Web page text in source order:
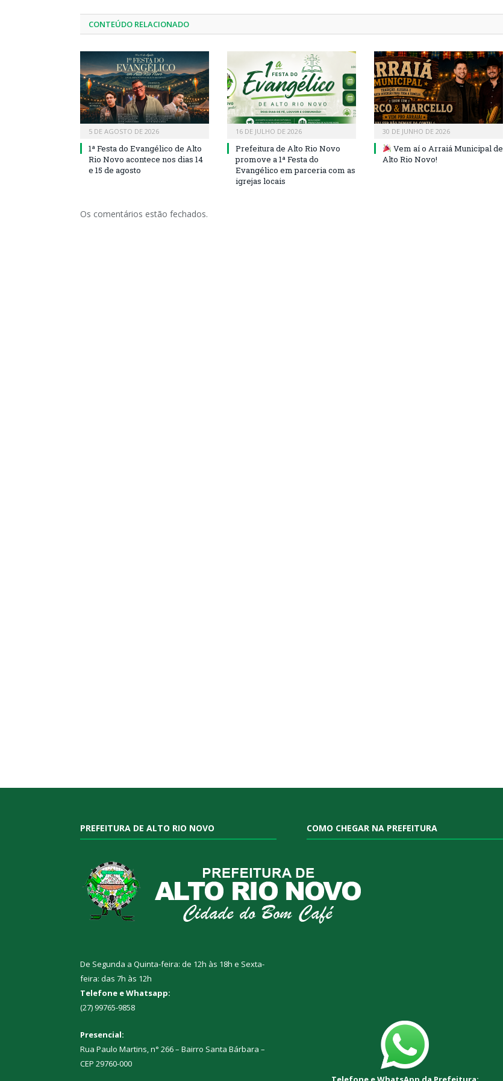
CONTEÚDO RELACIONADO
5 DE AGOSTO DE 2026
1ª Festa do Evangélico de Alto
Rio Novo acontece nos dias 14
e 15 de agosto
16 DE JULHO DE 2026
Prefeitura de Alto Rio Novo
promove a 1ª Festa do
Evangélico em parceria com as
igrejas locais
30 DE JUNHO DE 2026
Vem aí o Arraiá Municipal de
Alto Rio Novo!
Os comentários estão fechados.
PREFEITURA DE ALTO RIO NOVO
De Segunda a Quinta-feira: de 12h às 18h e Sexta-
feira: das 7h às 12h
Telefone e Whatsapp:
(27) 99765-9858
Presencial:
Rua Paulo Martins, n° 266 – Bairro Santa Bárbara –
CEP 29760-000
COMO CHEGAR NA PREFEITURA